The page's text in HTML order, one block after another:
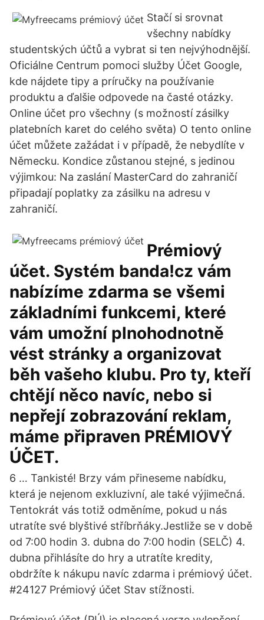
Stačí si srovnat
všechny nabídky
studentských účtů a vybrat si ten nejvýhodnější.
Oficiálne Centrum pomoci služby Účet Google,
kde nájdete tipy a príručky na používanie
produktu a ďalšie odpovede na časté otázky.
Online účet pro všechny (s možností zásilky
platebních karet do celého světa) O tento online
účet můžete zažádat i v případě, že nebydlíte v
Německu. Kondice zůstanou stejné, s jedinou
výjimkou: Na zaslání MasterCard do zahraničí
připadají poplatky za zásilku na adresu v
zahraničí.
Prémiový
účet. Systém banda!cz vám
nabízíme zdarma se všemi
základními funkcemi, které
vám umožní plnohodnotně
vést stránky a organizovat
běh vašeho klubu. Pro ty, kteří
chtějí něco navíc, nebo si
nepřejí zobrazování reklam,
máme připraven PRÉMIOVÝ
ÚČET.
6 … Tankisté! Brzy vám přineseme nabídku,
která je nejenom exkluzivní, ale také výjimečná.
Tentokrát vás totiž odměníme, pokud u nás
utratíte své blyštivé stříbrňáky.Jestliže se v době
od 7:00 hodin 3. dubna do 7:00 hodin (SELČ) 4.
dubna přihlásíte do hry a utratíte kredity,
obdržíte k nákupu navíc zdarma i prémiový účet.
#24127 Prémiový účet Stav stížnosti.